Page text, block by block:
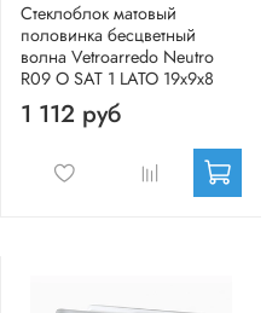
Стеклоблок матовый
половинка бесцветный
волна Vetroarredo Neutro
R09 O SAT 1 LATO 19x9x8
1 112 руб